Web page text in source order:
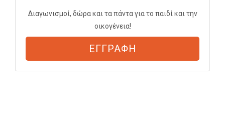
Διαγωνισμοί, δώρα και τα πάντα για το παιδί και την
οικογένεια!
ΕΓΓΡΑΦΗ